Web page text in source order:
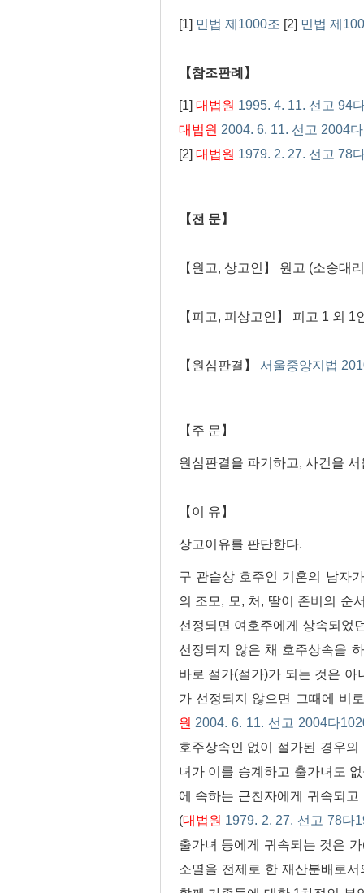
[1] 민법 제1000조 [2] 민법 제
【참조판례】
[1] 대법원 1995. 4. 11. 선고 94
대법원 2004. 6. 11. 선고 2004
[2] 대법원 1979. 2. 27. 선고 78
【전 문】
【원고, 상고인】 원고 (소송대
【피고, 피상고인】 피고 1 외
【원심판결】 서울중앙지법
【주 문】
원심판결을 파기하고, 사건을
【이 유】
상고이유를 판단한다.
구 관습상 호주인 기혼의 남자
의 조모, 모, 처, 딸이 존비의 순
선정되면 여호주에게 상속되었
선정되지 않은 채 호주상속을
바로 절가(절가)가 되는 것은
가 선정되지 않으면 그때에 비
원 2004. 6. 11. 선고 2004다
호주상속인 없이 절가된 경우
녀가 이를 승계하고 출가녀도
에 속하는 근친자에게 귀속되
(대법원 1979. 2. 27. 선고 78다
출가녀 등에게 귀속되는 것은
소멸을 전제로 한 재산분배로